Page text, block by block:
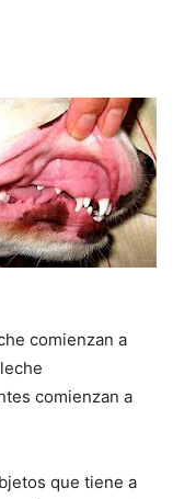
comienzan a
comienzan a
que tiene a